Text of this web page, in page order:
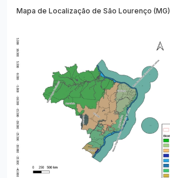
Mapa de Localização de São Lourenço (MG)